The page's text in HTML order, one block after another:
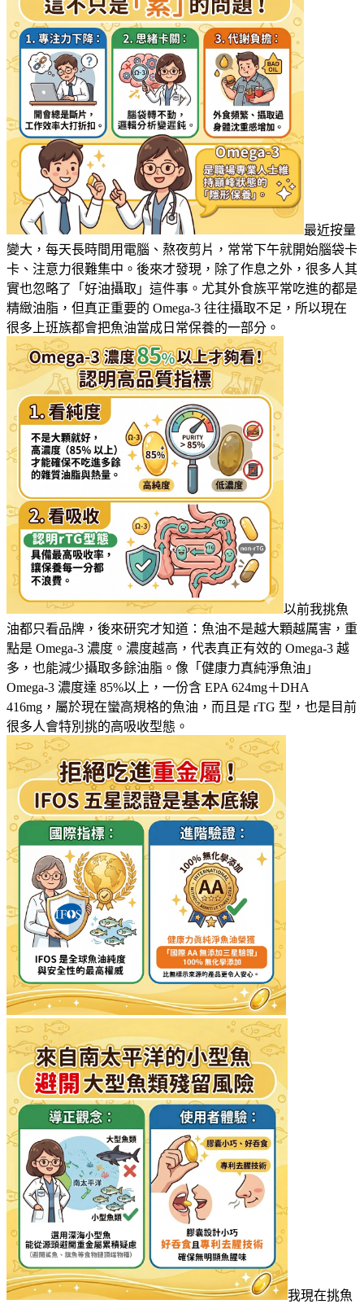
最近按量
變大，每天長時間用電腦、熬夜剪片，常常下午就開始腦袋卡
卡、注意力很難集中。後來才發現，除了作息之外，很多人其
實也忽略了「好油攝取」這件事。尤其外食族平常吃進的都是
精緻油脂，但真正重要的 Omega-3 往往攝取不足，所以現在
很多上班族都會把魚油當成日常保養的一部分。
以前我挑魚
油都只看品牌，後來研究才知道：魚油不是越大顆越厲害，重
點是 Omega-3 濃度。濃度越高，代表真正有效的 Omega-3 越
多，也能減少攝取多餘油脂。像「健康力真純淨魚油」
Omega-3 濃度達 85%以上，一份含 EPA 624mg＋DHA
416mg，屬於現在蠻高規格的魚油，而且是 rTG 型，也是目前
很多人會特別挑的高吸收型態。
我現在挑魚